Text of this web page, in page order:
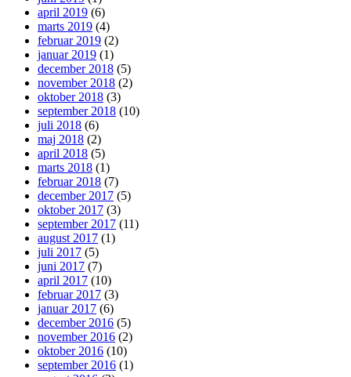
april 2019 (6)
marts 2019 (4)
februar 2019 (2)
januar 2019 (1)
december 2018 (5)
november 2018 (2)
oktober 2018 (3)
september 2018 (10)
juli 2018 (6)
maj 2018 (2)
april 2018 (5)
marts 2018 (1)
februar 2018 (7)
december 2017 (5)
oktober 2017 (3)
september 2017 (11)
august 2017 (1)
juli 2017 (5)
juni 2017 (7)
april 2017 (10)
februar 2017 (3)
januar 2017 (6)
december 2016 (5)
november 2016 (2)
oktober 2016 (10)
september 2016 (1)